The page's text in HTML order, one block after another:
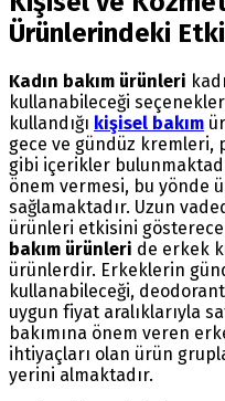
Ürünlerindeki
Kadın bakım ürünleri
kullanabileceği
kullandığı kişisel bakım
gece ve gündüz kremleri,
gibi içerikler
önem vermesi, bu yönde
sağlamaktadır. Uzun
ürünleri etkisini
bakım ürünleri de erkek
ürünlerdir. Erkeklerin
kullanabileceği,
uygun fiyat aralıklarıyla
bakımına önem veren
ihtiyaçları olan ürün
yerini almaktadır.